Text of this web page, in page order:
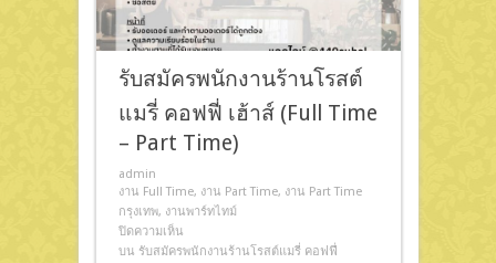
รับสมัครพนักงานร้านโรสต์
แมรี่ คอฟฟี่ เฮ้าส์ (Full Time
– Part Time)
admin
งาน Full Time, งาน Part Time, งาน Part Time
กรุงเทพ, งานพาร์ทไทม์
ปิดความเห็น
บน รับสมัครพนักงานร้านโรสต์แมรี่ คอฟฟี่